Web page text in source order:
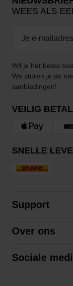
WEES ALS
Wil je het beste
We sturen je de
aanbiedingen!
VEILIG
SNELLE
Support
Algemene
Over ons
Sociale